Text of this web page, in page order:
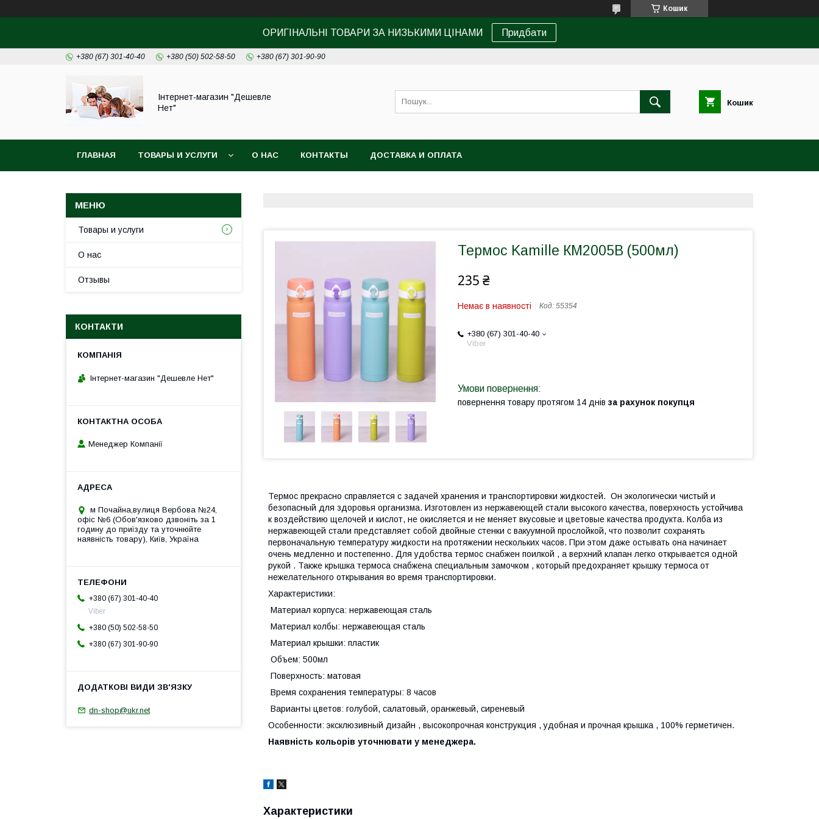
Кошик
ОРИГІНАЛЬНІ ТОВАРИ ЗА НИЗЬКИМИ ЦІНАМИ Придбати
+380 (67) 301-40-40 +380 (50) 502-58-50 +380 (67) 301-90-90
Інтернет-магазин "Дешевле
Нет"
Кошик
ГЛАВНАЯ ТОВАРЫ И УСЛУГИ О НАС КОНТАКТЫ ДОСТАВКА И ОПЛАТА
Термос Kamille КМ2005В (500мл)
235 ₴
Немає в наявності Код: 55354
+380 (67) 301-40-40
Viber
повернення товару протягом 14 днів за рахунок покупця
Термос прекрасно справляется с задачей хранения и транспортировки жидкостей. Он экологически чистый и
безопасный для здоровья организма. Изготовлен из нержавеющей стали высокого качества, поверхность устойчива
к воздействию щелочей и кислот, не окисляется и не меняет вкусовые и цветовые качества продукта. Колба из
нержавеющей стали представляет собой двойные стенки с вакуумной прослойкой, что позволит сохранять
первоначальную температуру жидкости на протяжении нескольких часов. При этом даже остывать она начинает
очень медленно и постепенно. Для удобства термос снабжен поилкой , а верхний клапан легко открывается одной
рукой . Также крышка термоса снабжена специальным замочком , который предохраняет крышку термоса от
нежелательного открывания во время транспортировки.
Характеристики:
Материал корпуса: нержавеющая сталь
Материал колбы: нержавеющая сталь
Материал крышки: пластик
Объем: 500мл
Поверхность: матовая
Время сохранения температуры: 8 часов
Варианты цветов: голубой, салатовый, оранжевый, сиреневый
Особенности: эксклюзивный дизайн , высокопрочная конструкция , удобная и прочная крышка , 100% герметичен.
Наявність кольорів уточнювати у менеджера.
Характеристики
Товары и услуги
О нас
Отзывы
КОНТАКТИ
Інтернет-магазин "Дешевле Нет"
Менеджер Компанії
м Почайна,вулиця Вербова №24,
офіс №6 (Обов'язково дзвоніть за 1
годину до приїзду та уточнюйте
наявність товару), Київ, Україна
+380 (67) 301-40-40
Viber
+380 (50) 502-58-50
+380 (67) 301-90-90
dn-shop@ukr.net